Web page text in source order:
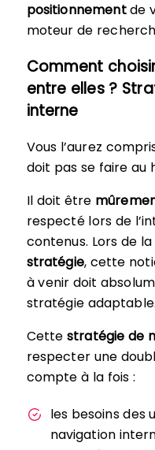
positionnementde
moteur de
Comment
entre elles ?
interne
Vous l’aurez
doit pas se faire au
Il doit être
respecté lors de
contenus. Lors de
stratégie, cette
à venir doit
stratégie adaptable.
Cette stratégie de
respecter une
compte à la fois :
les besoins des
navigation